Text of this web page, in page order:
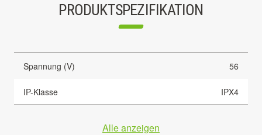
PRODUKTSPEZIFIKATION
Spannung (V) 56
IP-Klasse IPX4
Alle anzeigen